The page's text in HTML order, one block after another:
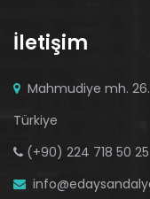
İletişim
Mahmudiye mh.
Türkiye
(+90) 224 718 50 25